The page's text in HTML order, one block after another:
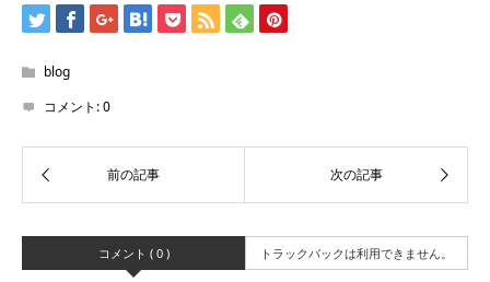
blog
コメント:0
コメント ( 0 ) トラックバックは利用できません。